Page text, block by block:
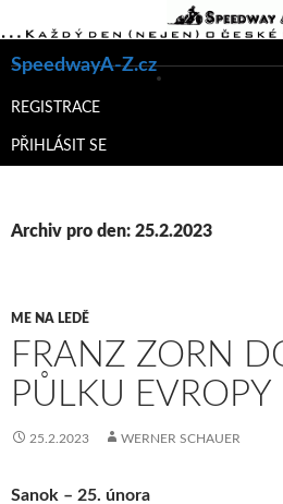
SpeedwayA-Z.cz
K
WEBU
REGISTRACE
PŘIHLÁSIT SE
Archiv pro den: 25.2.2023
ME NA LEDĚ
FRANZ ZORN
PŮLKU EVROPY
25.2.2023 WERNER SCHAUER
Sanok – 25. února